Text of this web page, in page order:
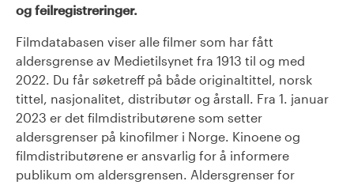
og feilregistreringer.
Filmdatabasen viser alle filmer som har fått
aldersgrense av Medietilsynet fra 1913 til og med
2022. Du får søketreff på både originaltittel, norsk
tittel, nasjonalitet, distributør og årstall. Fra 1. januar
2023 er det filmdistributørene som setter
aldersgrenser på kinofilmer i Norge. Kinoene og
filmdistributørene er ansvarlig for å informere
publikum om aldersgrensen. Aldersgrenser for